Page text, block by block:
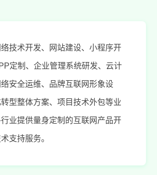
技术开发、网站建设、小程序开
定制、企业管理系统研发、云计
安全运维、品牌互联网形象设
型整体方案、项目技术外包等业
业提供量身定制的互联网产品开
支持服务。